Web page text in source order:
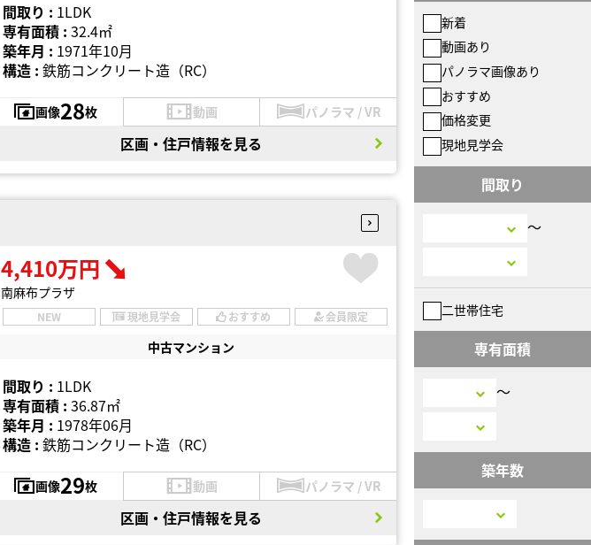
間取り : 1LDK
専有面積 : 32.4㎡
築年月 : 1971年10月
構造 : 鉄筋コンクリート造（RC）
画像28枚 動画 パノラマ / VR
区画・住戸情報を見る
4,410万円
南麻布プラザ
NEW 現地見学会 おすすめ 会員限定
中古マンション
間取り : 1LDK
専有面積 : 36.87㎡
築年月 : 1978年06月
構造 : 鉄筋コンクリート造（RC）
画像29枚 動画 パノラマ / VR
区画・住戸情報を見る
新着
動画あり
パノラマ画像あり
おすすめ
価格変更
現地見学会
間取り
〜
二世帯住宅
専有面積
〜
築年数